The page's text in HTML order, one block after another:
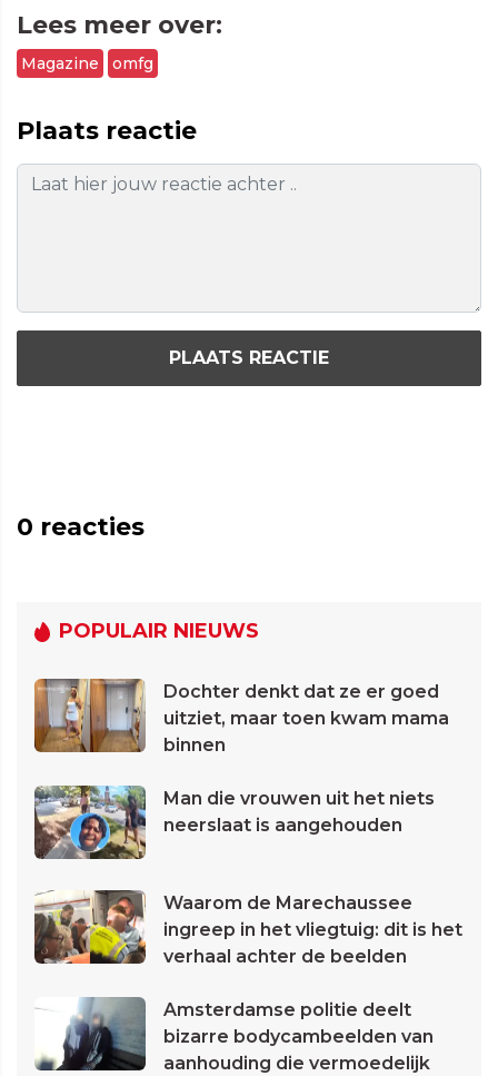
Lees meer over:
Magazine omfg
Plaats reactie
PLAATS REACTIE
0 reacties
POPULAIR NIEUWS
Dochter denkt dat ze er goed
uitziet, maar toen kwam mama
binnen
Man die vrouwen uit het niets
neerslaat is aangehouden
Waarom de Marechaussee
ingreep in het vliegtuig: dit is het
verhaal achter de beelden
Amsterdamse politie deelt
bizarre bodycambeelden van
aanhouding die vermoedelijk